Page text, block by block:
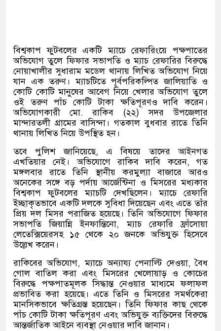
বিশ্বকাপ ফুটবলের একটি ম্যাচে রেফারিংয়ে পক্ষপাতের
অভিযোগ তুলে ফিফার সভাপতি ও ম্যাচ রেফারির বিরুদ্ধে
নোয়াখালীর সুধারাম মডেল থানায় লিখিত অভিযোগ নিয়ে
যান এক তরুণ। ম্যাচটিতে পূর্বপরিকল্পিত জালিয়াতি ও
কোটি কোটি মানুষের আবেগ নিয়ে খেলার অভিযোগ তুলে
ওই তরুণ পাঁচ কোটি টাকা ক্ষতিপূরণও দাবি করেন।
অভিযোগকারী মো.রাকিব (২২)সদর উপজেলার
মান্দারতলী গ্রামের বাসিন্দা। গতকাল বুধবার রাতে তিনি
থানায় লিখিত নিয়ে উপস্থিত হন।
তবে পুলিশ জানিয়েছে,এ বিষয়ে তাদের আইনগত
এখতিয়ার নেই। অভিযোগে রাকিব দাবি করেন,গত
মঙ্গলবার রাতে তিনি স্থানীয় করমুল্যা বাজারে আরও
অনেকের সঙ্গে বড় পর্দায় আর্জেন্টিনা ও মিসরের মধ্যকার
বিশ্বকাপ ফুটবলের ম্যাচটি দেখছিলেন। ম্যাচে রেফারি
ইচ্ছাকৃতভাবে একটি দলকে সুবিধা দিয়েছেন এবং এতে তাঁর
প্রিয় দল মিসর পরাজিত হয়েছে। তিনি অভিযোগে ফিফার
সভাপতি জিয়ান্নি ইনফান্তিনো,ম্যাচ রেফারি ফ্রাঁসোয়া
লেতেক্সিয়েরসহ ১৫ থেকে ২০ জনকে অভিযুক্ত হিসেবে
উল্লেখ করেন।
রাকিবের অভিযোগ,ম্যাচে অন্যায্য পেনাল্টি দেওয়া,বৈধ
গোল বাতিল করা এবং মিসরের খেলোয়াড় ও কোচের
বিরুদ্ধে পক্ষপাতমূলক সিদ্ধান্ত নেওয়ার মাধ্যমে ফলাফল
প্রভাবিত করা হয়েছে। এতে তিনি ও মিসরের সমর্থকেরা
মানসিকভাবে ক্ষতিগ্রস্ত হয়েছেন। তিনি ফিফার কাছ থেকে
পাঁচ কোটি টাকা ক্ষতিপূরণ এবং অভিযুক্ত ব্যক্তিদের বিরুদ্ধে
আন্তর্জাতিক আইনে ব্যবস্থা নেওয়ার দাবি জানান।